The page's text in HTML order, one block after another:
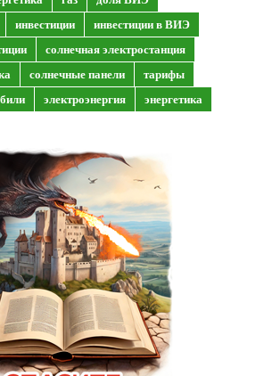
инвестиции
инвестиции в ВИЭ
солнечная электростанция
солнечные панели
тарифы
электроэнергия энергетика